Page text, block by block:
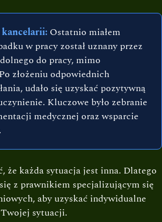
Ostatnio miałem
w pracy został uznany przez
do pracy, mimo
złożeniu odpowiednich
udało się uzyskać pozytywną
Kluczowe było zebranie
medycznej oraz wsparcie
że każda sytuacja jest inna. Dlatego
z prawnikiem specjalizującym się
aby uzyskać indywidualne
sytuacji.